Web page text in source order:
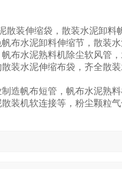
散装伸缩袋，散装水泥卸
布水泥卸料伸缩节，散装
布水泥熟料机除尘软风管
装水泥伸缩布袋，齐全散
造帆布短管，帆布水泥熟
装机软连接等，粉尘颗粒